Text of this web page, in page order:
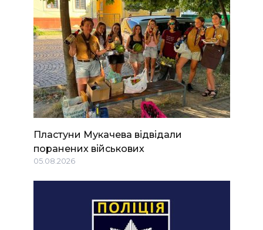
Пластуни Мукачева відвідали
поранених військових
05.08.2026